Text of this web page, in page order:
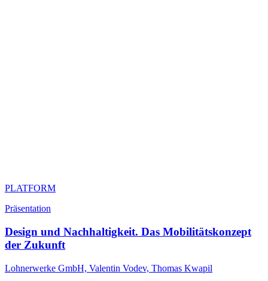
PLATFORM
Präsentation
Design und Nachhaltigkeit. Das Mobilitätskonzept
der Zukunft
Lohnerwerke GmbH, Valentin Vodev, Thomas Kwapil